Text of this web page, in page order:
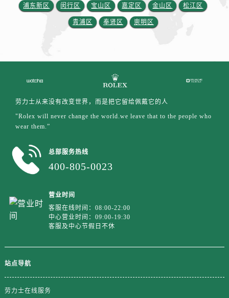
浦东新区 闵行区 宝山区 嘉定区 金山区 松江区
青浦区 奉贤区 崇明区
劳力士从来没有改变世界，而是把它留给佩戴它的人
"Rolex will never change the world.we leave that to the people who
wear them.”
总部服务热线
400-805-0023
营业时间
客服在线时间：08:00-22:00
中心营业时间：09:00-19:30
客服及中心节假日不休
站点导航
劳力士在线服务